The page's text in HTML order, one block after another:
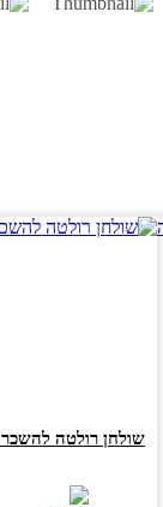
שולחן רולטה להשכרה